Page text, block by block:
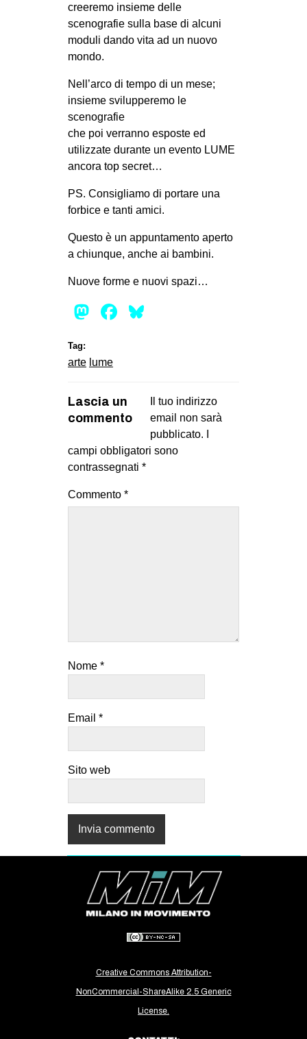
GENERI
MIGRAZIONI
REPRESSIONE
STUDENTI
CULTURE
ARTE
MANIFESTI
RECENSIONI
INTERNAZIONALE
MONDO
EVENTI
Fb
creeremo insieme delle
scenografie sulla base di alcuni
moduli dando vita ad un nuovo
mondo.
Nell’arco di tempo di un mese;
insieme svilupperemo le
scenografie
che poi verranno esposte ed
utilizzate durante un evento LUME
ancora top secret…
PS. Consigliamo di portare una
forbice e tanti amici.
Questo è un appuntamento aperto
a chiunque, anche ai bambini.
Nuove forme e nuovi spazi…
Mastodon
Facebook
Tag:
arte lume
Lascia un
commento
Il tuo indirizzo
email non sarà
pubblicato.
campi obbligatori sono
contrassegnati *
Commento *
Nome *
Email *
Sito web
Creative Commons Attribution-
NonCommercial-ShareAlike 2.5 Generic
License.